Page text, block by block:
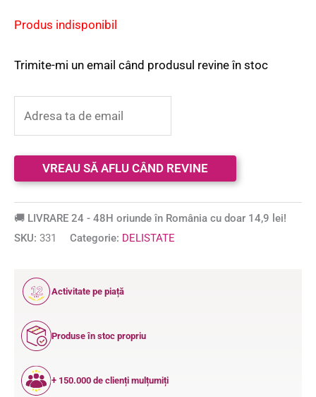
Produs indisponibil
Trimite-mi un email când produsul revine în stoc
🚚 LIVRARE 24 - 48H oriunde în România cu doar 14,9 lei!
SKU: 331 Categorie: DELISTATE
12
ANI
Activitate pe piață
Produse în stoc propriu
+ 150.000 de clienți mulțumiți